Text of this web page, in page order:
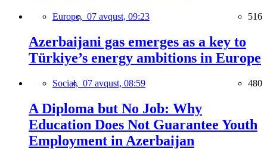
Europe, 07 avqust, 09:23 516
Azerbaijani gas emerges as a key to
Türkiye’s energy ambitions in Europe
Social, 07 avqust, 08:59 480
A Diploma but No Job: Why
Education Does Not Guarantee Youth
Employment in Azerbaijan